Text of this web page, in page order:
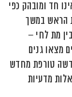
חד ומובהק כפי
הראש במשך
מת לחי –
מצאו גנים
טורפת מחדש
מדעיות